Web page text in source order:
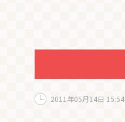
2011年05月14日 15:54